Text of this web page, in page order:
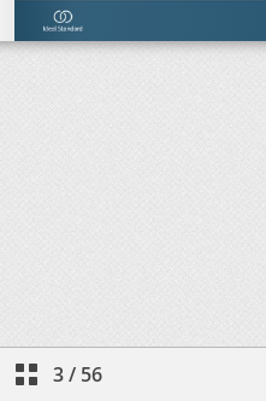
3/ 56